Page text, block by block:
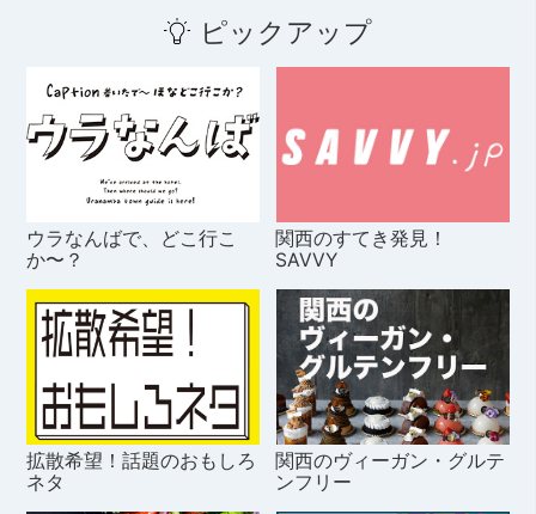
ピックアップ
ウラなんばで、どこ行こ
か〜？
関西のすてき発見！
SAVVY
拡散希望！話題のおもしろ
ネタ
関西のヴィーガン・グルテ
ンフリー